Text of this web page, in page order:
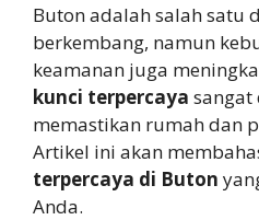
Buton adalah salah satu
berkembang, namun
keamanan juga
kunci terpercaya
memastikan rumah dan
Artikel ini akan
terpercaya di Buton
Anda.